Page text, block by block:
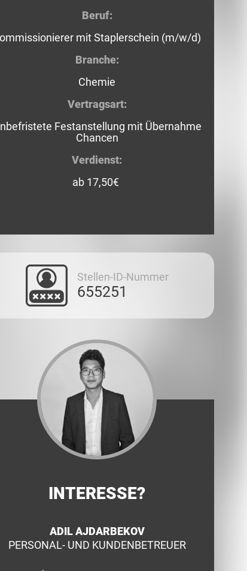
Beruf:
mit Staplerschein (m/w/d)
Branche:
Chemie
Vertragsart:
Festanstellung mit Übernahme
Chancen
Verdienst:
ab 17,50€
Stellen-ID-Nummer
655251
INTERESSE?
ADIL AJDARBEKOV
PERSONAL- UND KUNDENBETREUER